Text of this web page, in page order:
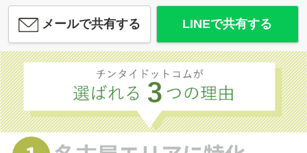
メールで共有する LINEで共有する